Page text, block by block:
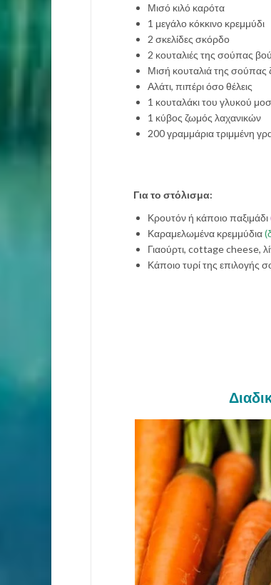
Μισό κιλό καρότα
1 μεγάλο κόκκινο κρεμμύδι
2 σκελίδες σκόρδο
2 κουταλιές της σούπας
Μισή κουταλιά της σούπας
Αλάτι, πιπέρι όσο θέλεις
1 κουταλάκι του γλυκού
1 κύβος ζωμός λαχανικών
200 γραμμάρια τριμμένη
Για το στόλισμα:
Κρουτόν ή κάποιο παξιμάδι
Καραμελωμένα κρεμμύδια
Γιαούρτι, cottage cheese,
Κάποιο τυρί της επιλογής